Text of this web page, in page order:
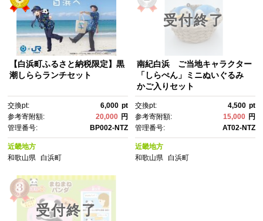
【白浜町ふるさと納税限定】黒
潮しららランチセット
交換pt: 6,000 pt
参考寄附額:
20,000 円
管理番号:
BP002-NTZ
近畿地方
和歌山県
白浜町
受付終了
南紀白浜 ご当地キャラクター
「しらぺん」ミニぬいぐるみ
かご入りセット
交換pt: 4,500 pt
参考寄附額:
15,000 円
管理番号:
AT02-NTZ
近畿地方
和歌山県 白浜町
受付終了